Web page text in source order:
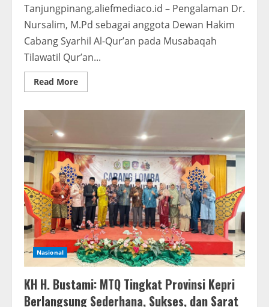
Tanjungpinang,aliefmediaco.id – Pengalaman Dr.
Nursalim, M.Pd sebagai anggota Dewan Hakim
Cabang Syarhil Al-Qur’an pada Musabaqah
Tilawatil Qur’an...
Read MoreRead
more
Kapasitas
Menjadi
Dewan
Hakim
Nasional
Syarhil
Al-
Qur’an
dan
KTIQ
Nasional
KH H. Bustami: MTQ Tingkat Provinsi Kepri
Berlangsung Sederhana, Sukses, dan Sarat